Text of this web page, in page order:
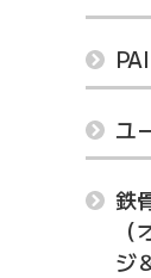
ユ
鉄
ジ